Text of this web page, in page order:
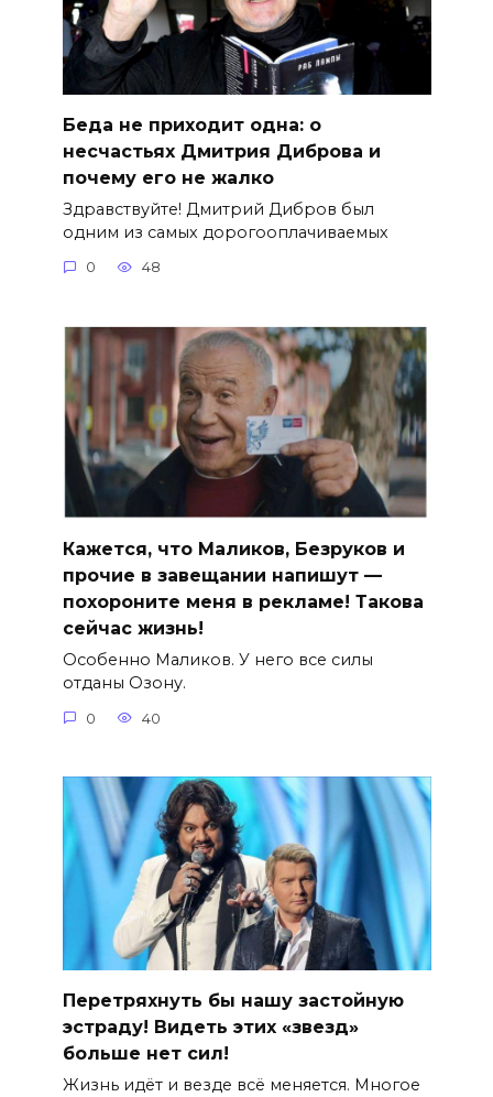
Беда не приходит одна: о
несчастьях Дмитрия Диброва и
почему его не жалко
Здравствуйте! Дмитрий Дибров был
одним из самых дорогооплачиваемых
0 48
Кажется, что Маликов, Безруков и
прочие в завещании напишут —
похороните меня в рекламе! Такова
сейчас жизнь!
Особенно Маликов. У него все силы
отданы Озону.
0 40
Перетряхнуть бы нашу застойную
эстраду! Видеть этих «звезд»
больше нет сил!
Жизнь идёт и везде всё меняется. Многое